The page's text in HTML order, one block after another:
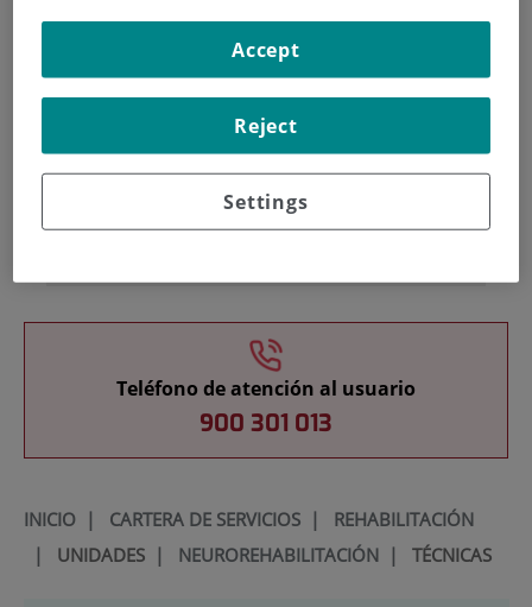
Investigación
Teléfono de atención al usuario
900 301 013
INICIO| CARTERA DE SERVICIOS| REHABILITACIÓN
| UNIDADES| NEUROREHABILITACIÓN| TÉCNICAS
Settings
Reject
Accept